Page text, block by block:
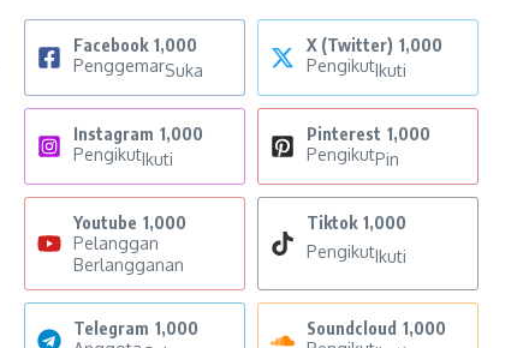
Facebook 1,000
PenggemarSuka
X (Twitter) 1,000
PengikutIkuti
Instagram 1,000
PengikutIkuti
Pinterest 1,000
PengikutPin
Youtube 1,000
Pelanggan
Berlangganan
Tiktok 1,000
PengikutIkuti
Telegram 1,000
Soundcloud 1,000